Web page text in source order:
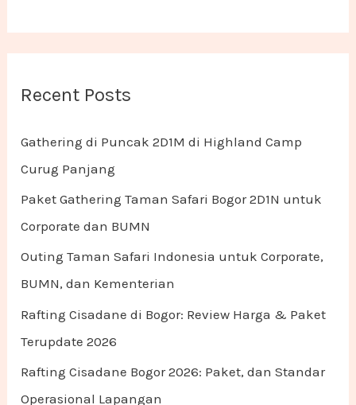
Recent Posts
Gathering di Puncak 2D1M di Highland Camp
Curug Panjang
Paket Gathering Taman Safari Bogor 2D1N untuk
Corporate dan BUMN
Outing Taman Safari Indonesia untuk Corporate,
BUMN, dan Kementerian
Rafting Cisadane di Bogor: Review Harga & Paket
Terupdate 2026
Rafting Cisadane Bogor 2026: Paket, dan Standar
Operasional Lapangan